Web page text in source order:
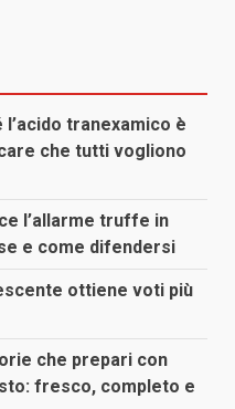
tranexamico è
che tutti vogliono
l’allarme truffe in
e come difendersi
ottiene voti più
che prepari con
fresco, completo e